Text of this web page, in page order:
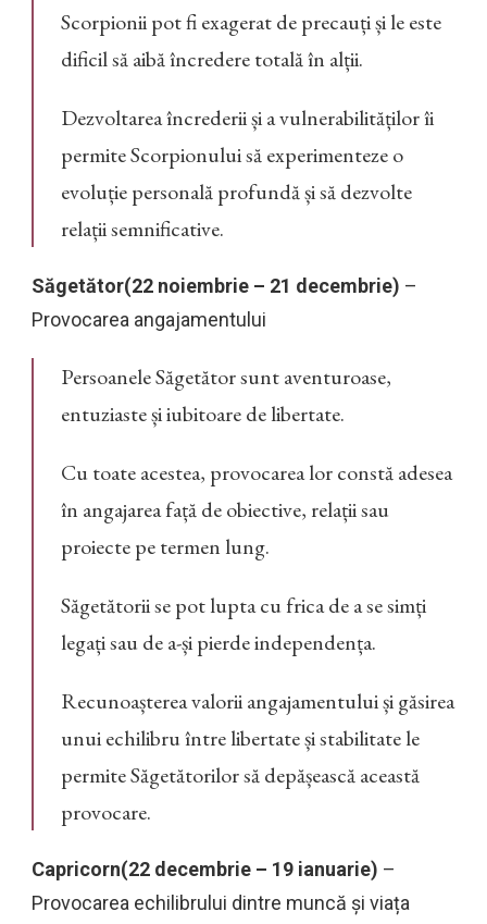
Scorpionii pot fi exagerat de precauți și le este
dificil să aibă încredere totală în alții.
Dezvoltarea încrederii și a vulnerabilităților îi
permite Scorpionului să experimenteze o
evoluție personală profundă și să dezvolte
relații semnificative.
Săgetător(22 noiembrie – 21 decembrie) –
Provocarea angajamentului
Persoanele Săgetător sunt aventuroase,
entuziaste și iubitoare de libertate.
Cu toate acestea, provocarea lor constă adesea
în angajarea față de obiective, relații sau
proiecte pe termen lung.
Săgetătorii se pot lupta cu frica de a se simți
legați sau de a-și pierde independența.
Recunoașterea valorii angajamentului și găsirea
unui echilibru între libertate și stabilitate le
permite Săgetătorilor să depășească această
provocare.
Capricorn(22 decembrie – 19 ianuarie) –
Provocarea echilibrului dintre muncă și viața